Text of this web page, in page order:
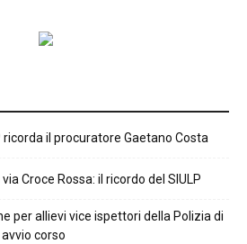
ricorda il procuratore Gaetano Costa
Croce Rossa: il ricordo del SIULP
per allievi vice ispettori della Polizia di
corso